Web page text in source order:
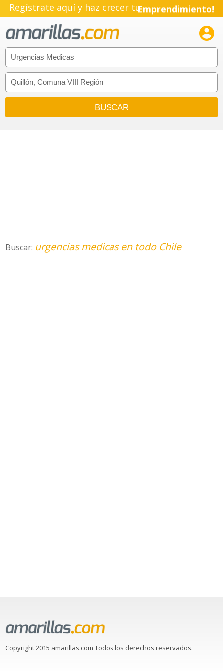
Regístrate aquí y haz crecer tuEmprendimiento!

Buscar: urgencias medicas en todo Chile
Copyright 2015 amarillas.com Todos los derechos reservados.